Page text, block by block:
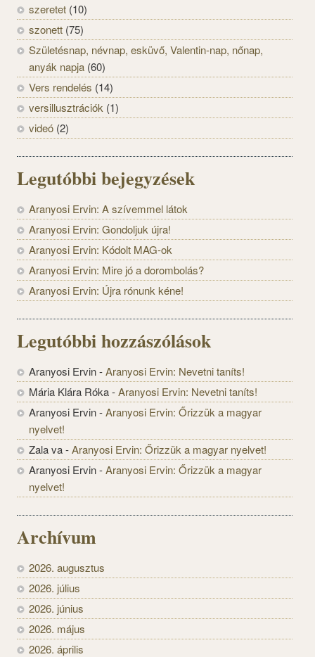
szeretet (10)
szonett (75)
Születésnap, névnap, esküvő, Valentin-nap, nőnap,
anyák napja (60)
Vers rendelés (14)
versillusztrációk (1)
videó (2)
Legutóbbi bejegyzések
Aranyosi Ervin: A szívemmel látok
Aranyosi Ervin: Gondoljuk újra!
Aranyosi Ervin: Kódolt MAG-ok
Aranyosi Ervin: Mire jó a dorombolás?
Aranyosi Ervin: Újra rónunk kéne!
Legutóbbi hozzászólások
Aranyosi Ervin-Aranyosi Ervin: Nevetni taníts!
Mária Klára Róka-Aranyosi Ervin: Nevetni taníts!
Aranyosi Ervin-Aranyosi Ervin: Őrizzük a magyar
nyelvet!
Zala va-Aranyosi Ervin: Őrizzük a magyar nyelvet!
Aranyosi Ervin-Aranyosi Ervin: Őrizzük a magyar
nyelvet!
Archívum
2026. augusztus
2026. július
2026. június
2026. május
2026. április